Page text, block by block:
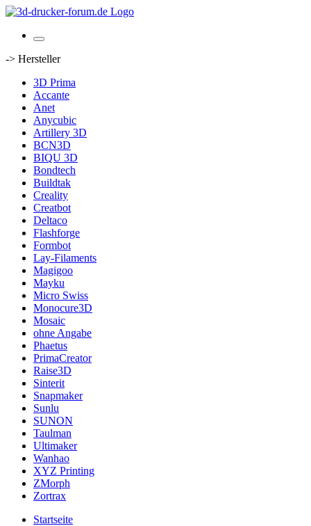
-> Hersteller
3D Prima
Accante
Anet
Anycubic
Artillery 3D
BCN3D
BIQU 3D
Bondtech
Buildtak
Creality
Creatbot
Deltaco
Flashforge
Formbot
Lay-Filaments
Magigoo
Mayku
Micro Swiss
Monocure3D
Mosaic
ohne Angabe
Phaetus
PrimaCreator
Raise3D
Sinterit
Snapmaker
Sunlu
SUNON
Taulman
Ultimaker
Wanhao
XYZ Printing
ZMorph
Zortrax
Startseite